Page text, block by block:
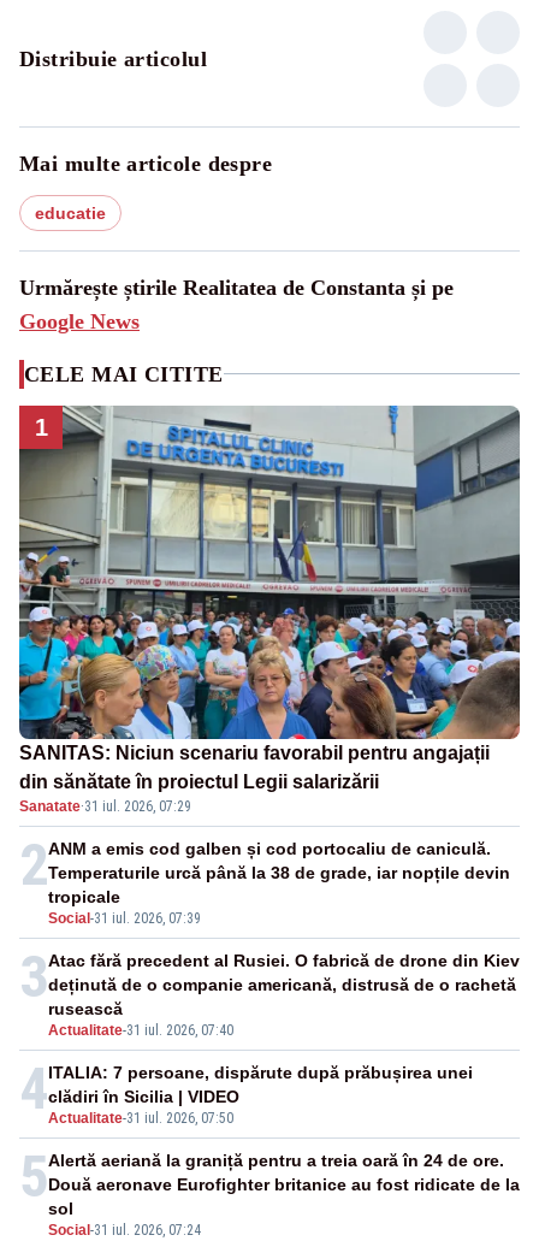
Distribuie articolul
Mai multe articole despre
educatie
Urmărește știrile Realitatea de Constanta și pe
Google News
CELE MAI CITITE
1
SANITAS: Niciun scenariu favorabil pentru angajații
din sănătate în proiectul Legii salarizării
Sanatate·31 iul. 2026, 07:29
2
Social -31 iul. 2026, 07:39
ANM a emis cod galben și cod portocaliu de caniculă.
Temperaturile urcă până la 38 de grade, iar nopțile devin
tropicale
3
Actualitate-31 iul. 2026, 07:40
Atac fără precedent al Rusiei. O fabrică de drone din Kiev
deținută de o companie americană, distrusă de o rachetă
rusească
4Actualitate-31 iul. 2026, 07:50
ITALIA: 7 persoane, dispărute după prăbușirea unei
clădiri în Sicilia | VIDEO
5
Social -31 iul. 2026, 07:24
Alertă aeriană la graniță pentru a treia oară în 24 de ore.
Două aeronave Eurofighter britanice au fost ridicate de la
sol